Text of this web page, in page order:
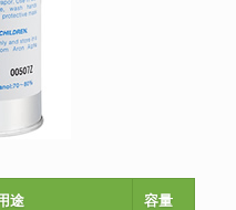
途 容量